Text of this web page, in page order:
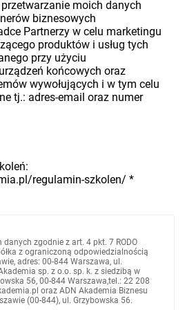
moich danych
biznesowych
Partnerzy w celu marketingu
produktów i usług tych
przy użyciu
końcowych oraz
wywołujących i w tym celu
tj.: adres-email oraz numer
regulamin-szkolen/ *
zgodnie z art. 4 pkt. 7 RODO
z ograniczoną odpowiedzialnością
adres: 00-844 Warszawa, ul.
sp. z o.o. sp. k. z siedzibą w
56, 00-844 Warszawa,tel.: 22 208
oraz ADN Akademia Biznesu
(00-844), ul. Grzybowska 56.